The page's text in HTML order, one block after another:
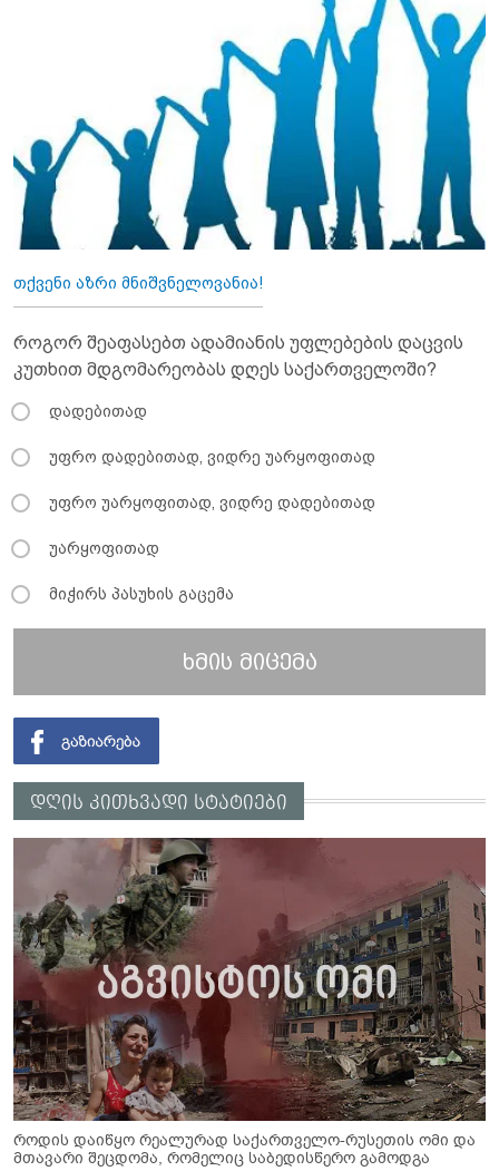
თქვენი აზრი მნიშვნელოვანია!
როგორ შეაფასებთ ადამიანის უფლებების დაცვის
კუთხით მდგომარეობას დღეს საქართველოში?
დადებითად
უფრო დადებითად, ვიდრე უარყოფითად
უფრო უარყოფითად, ვიდრე დადებითად
უარყოფითად
მიჭირს პასუხის გაცემა
ხმის მიცემა
დღის კითხვადი სტატიები
როდის დაიწყო რეალურად საქართველო-რუსეთის ომი და
მთავარი შეცდომა, რომელიც საბედისწერო გამოდგა